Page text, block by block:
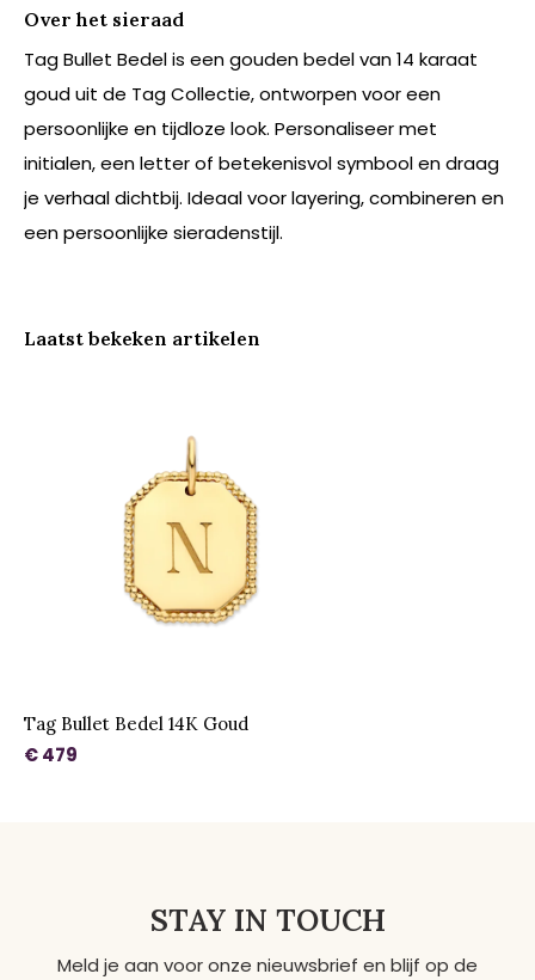
Over het sieraad
Tag Bullet Bedel is een gouden bedel van 14 karaat
goud uit de Tag Collectie, ontworpen voor een
persoonlijke en tijdloze look. Personaliseer met
initialen, een letter of betekenisvol symbool en draag
je verhaal dichtbij. Ideaal voor layering, combineren en
een persoonlijke sieradenstijl.
Laatst bekeken artikelen
Tag Bullet Bedel 14K Goud
€ 479
STAY IN TOUCH
Meld je aan voor onze nieuwsbrief en blijf op de